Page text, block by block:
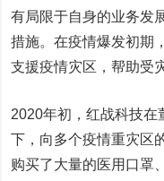
有局限于自身的业务发
措施。在疫情爆发初期
支援疫情灾区，帮助受
2020年初，红战科技在
下，向多个疫情重灾区
购买了大量的医用口罩